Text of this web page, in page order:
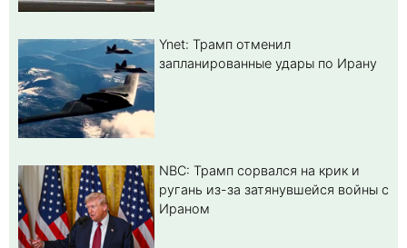
Ynet: Трамп отменил
запланированные удары по Ирану
NBC: Трамп сорвался на крик и
ругань из-за затянувшейся войны с
Ираном